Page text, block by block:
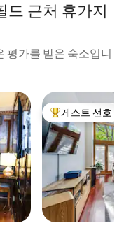
드 근처 휴가지
평가를 받은 숙소입니
상위 게스트 선호
게스트 선호